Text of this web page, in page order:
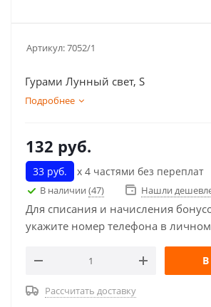
Артикул:7052/1
Гурами Лунный свет, S
Подробнее
132 руб.
33 руб. х 4 частями без переплат
В наличии (47) Нашли
Для списания и начисления
укажите номер телефона в
Рассчитать доставку